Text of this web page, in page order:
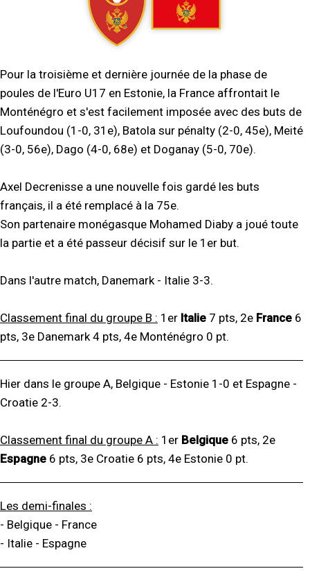
Pour la troisième et dernière journée de la phase de
poules de l'Euro U17 en Estonie, la France affrontait le
Monténégro et s'est facilement imposée avec des buts de
Loufoundou (1-0, 31e), Batola sur pénalty (2-0, 45e), Meité
(3-0, 56e), Dago (4-0, 68e) et Doganay (5-0, 70e).
Axel Decrenisse a une nouvelle fois gardé les buts
français, il a été remplacé à la 75e.
Son partenaire monégasque Mohamed Diaby a joué toute
la partie et a été passeur décisif sur le 1er but.
Dans l'autre match, Danemark - Italie 3-3.
Classement final du groupe B : 1er Italie 7 pts, 2e France 6
pts, 3e Danemark 4 pts, 4e Monténégro 0 pt.
Hier dans le groupe A, Belgique - Estonie 1-0 et Espagne -
Croatie 2-3.
Classement final du groupe A : 1er Belgique 6 pts, 2e
Espagne 6 pts, 3e Croatie 6 pts, 4e Estonie 0 pt.
Les demi-finales :
- Belgique - France
- Italie - Espagne